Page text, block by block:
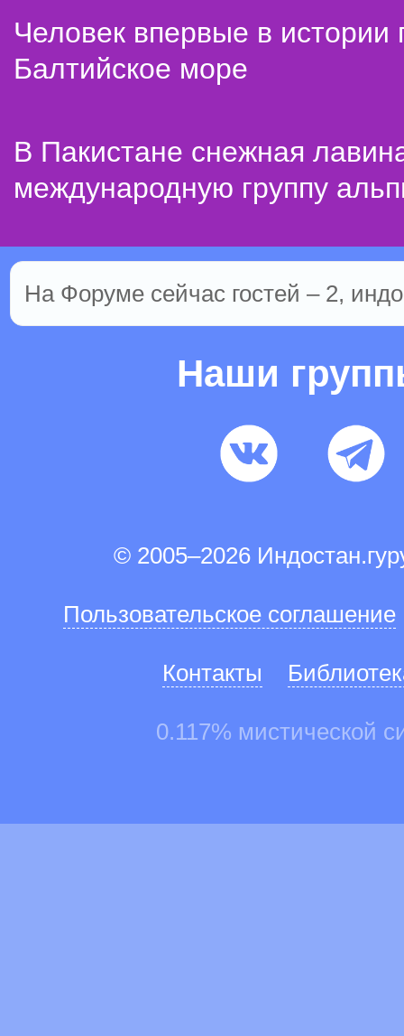
Человек впервые в истории
Балтийское море
В Пакистане снежная
международную группу
На Форуме сейчас гостей – 2,
Наши
© 2005–2026
Пользовательское соглашение
Контакты
0.117% мистической